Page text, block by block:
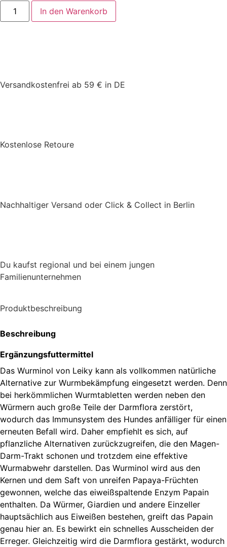
In den Warenkorb
Versandkostenfrei ab 59 € in DE
Kostenlose Retoure
Nachhaltiger Versand oder Click & Collect in Berlin
Du kaufst regional und bei einem jungen
Familienunternehmen
Produktbeschreibung
Beschreibung
Ergänzungsfuttermittel
Das Wurminol von Leiky kann als vollkommen natürliche
Alternative zur Wurmbekämpfung eingesetzt werden. Denn
bei herkömmlichen Wurmtabletten werden neben den
Würmern auch große Teile der Darmflora zerstört,
wodurch das Immunsystem des Hundes anfälliger für einen
erneuten Befall wird. Daher empfiehlt es sich, auf
pflanzliche Alternativen zurückzugreifen, die den Magen-
Darm-Trakt schonen und trotzdem eine effektive
Wurmabwehr darstellen. Das Wurminol wird aus den
Kernen und dem Saft von unreifen Papaya-Früchten
gewonnen, welche das eiweißspaltende Enzym Papain
enthalten. Da Würmer, Giardien und andere Einzeller
hauptsächlich aus Eiweißen bestehen, greift das Papain
genau hier an. Es bewirkt ein schnelles Ausscheiden der
Erreger. Gleichzeitig wird die Darmflora gestärkt, wodurch